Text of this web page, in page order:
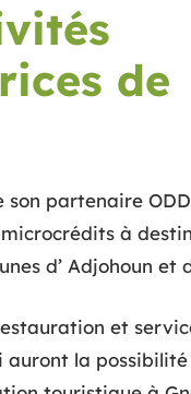
de
son partenaire
à
d’ Adjohoun et
et
auront la